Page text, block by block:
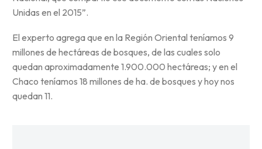
Unidas en el 2015”.
El experto agrega que en la Región Oriental teníamos 9
millones de hectáreas de bosques, de las cuales solo
quedan aproximadamente 1.900.000 hectáreas; y en el
Chaco teníamos 18 millones de ha. de bosques y hoy nos
quedan 11.